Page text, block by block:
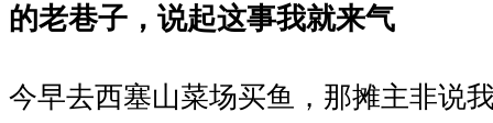
的老巷子，说起这事我就来气
今早去西塞山菜场买鱼，那摊主非说